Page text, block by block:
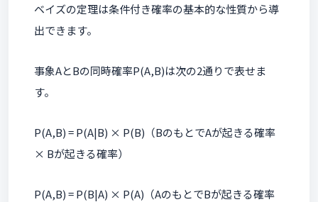
ベイズの定理は条件付き確率の基本的な性質から導
出できます。
事象AとBの同時確率P(A,B)は次の2通りで表せま
す。
P(A,B) = P(A|B) × P(B)（BのもとでAが起きる確率
× Bが起きる確率）
P(A,B) = P(B|A) × P(A)（AのもとでBが起きる確率